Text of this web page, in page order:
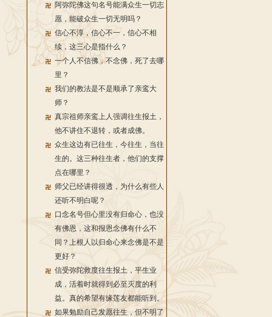
阿弥陀佛这句名号能满众生一切志
愿，能破众生一切无明吗？
信心不淳，信心不一，信心不相
续，这三心是指什么？
一个人不信佛，不念佛，死了去哪
里？
我们的教法是不是顺承了亲鸾大
师？
真宗祖师亲鸾上人强调往生报土，
他不讲住不退转，或者成佛。
众生这边有已往生，今往生，当往
生的。这三种往生者，他们的支撑
点在哪里？
师父已经讲得很透，为什么有些人
还听不明白呢？
口念名号但心里没有归命心，也没
有佛恩，这和报恩念佛有什么不
同？上根人以归命心来念佛是不是
更好？
信受弥陀救度往生报土，平生业
成，活着时就得到必至灭度的利
益。真的希望有缘莲友都能听到。
如果勉励自己发愿往生，但不明了